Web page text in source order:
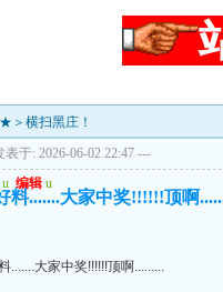
＞横扫黑庄！
表于: 2026-06-02 22:47 ---
u 编辑 u
料.......大家中奖!!!!!!顶啊
.......大家中奖!!!!!!顶啊.........